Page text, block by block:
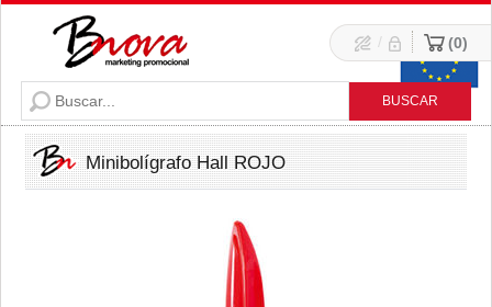
/ 0
Minibolígrafo Hall ROJO